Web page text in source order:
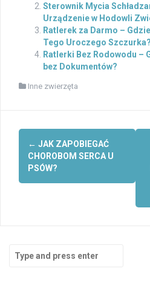
Sterownik Mycia
Urządzenie w Hodowli
Ratlerek za Darmo –
Tego Uroczego Szczurka?
Ratlerki Bez Rodowodu –
bez Dokumentów?
Inne zwierzęta
Post
navigation
← JAK ZAPOBIEGAĆ
CHOROBOM SERCA U
PSÓW?
for: